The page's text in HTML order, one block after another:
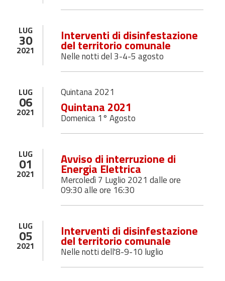
LUG
30
2021
Interventi di disinfestazione
del territorio comunale
Nelle notti del 3-4-5 agosto
LUG
06
2021
Quintana 2021
Quintana 2021
Domenica 1° Agosto
LUG
01
2021
Avviso di interruzione di
Energia Elettrica
Mercoledì 7 Luglio 2021 dalle ore
09:30 alle ore 16:30
LUG
05
2021
Interventi di disinfestazione
del territorio comunale
Nelle notti dell'8-9-10 luglio